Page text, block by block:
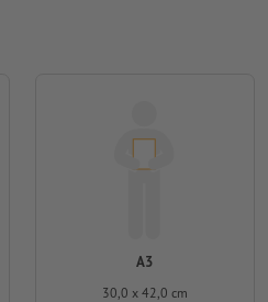
A3
30,0 x 42,0 cm